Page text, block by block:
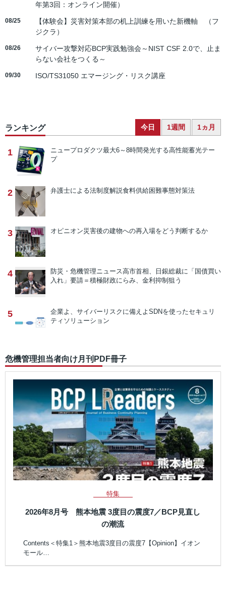
年第3回：オンライン開催）
08/25
【体験会】災害対策本部の机上訓練を用いた新機軸 （フ
ジクラ）
08/26
サイバー攻撃対応BCP実践勉強会～NIST CSF 2.0で、止ま
らない会社をつくる～
09/30 ISO/TS31050 エマージング・リスク講座
ランキング 今日 1週間 1ヵ月
1 ニュープロダクツ最大6～8時間発光する高性能蓄光テー
プ
2 弁護士による法制度解説食料供給困難事態対策法
3 オピニオン災害後の建物への再入場をどう判断するか
4 防災・危機管理ニュース高市首相、日銀総裁に「国債買い
入れ」要請＝積極財政にらみ、金利抑制狙う
5 企業よ、サイバーリスクに備えよ SDNを使ったセキュリ
ティソリューション
危機管理担当者向け月刊PDF冊子
特集
2026年8月号 熊本地震 3度目の震度7／BCP見直し
の潮流
Contents＜特集1＞熊本地震3度目の震度7【Opinion】イオン
モール…